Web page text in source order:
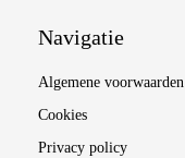
Navigatie
Algemene voorwaarden
Cookies
Privacy policy